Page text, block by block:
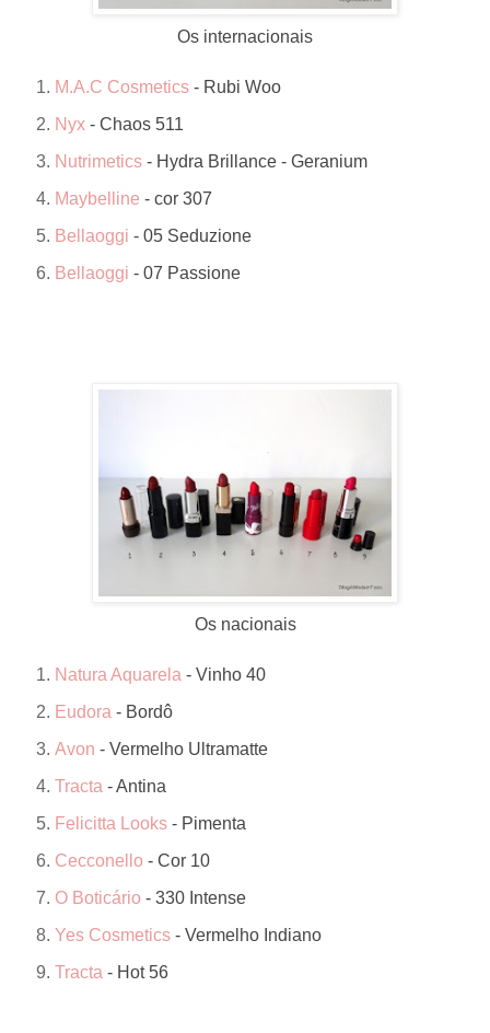
Os internacionais
M.A.C Cosmetics - Rubi Woo
Nyx - Chaos 511
Nutrimetics - Hydra Brillance - Geranium
Maybelline - cor 307
Bellaoggi - 05 Seduzione
Bellaoggi - 07 Passione
Os nacionais
Natura Aquarela - Vinho 40
Eudora - Bordô
Avon - Vermelho Ultramatte
Tracta - Antina
Felicitta Looks - Pimenta
Cecconello - Cor 10
O Boticário - 330 Intense
Yes Cosmetics - Vermelho Indiano
Tracta - Hot 56